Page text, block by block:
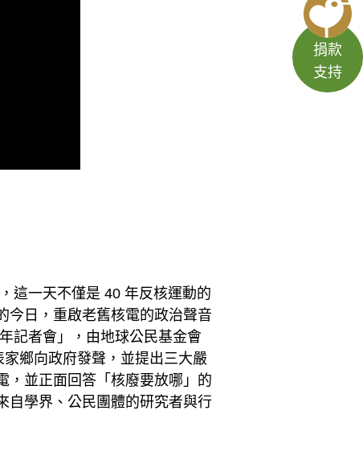
捐款
支持
這一天不僅是 40 年反核運動的
今日，重啟老舊核電的政治聲音
記者會」，由地球公民基金會
鄉向政府發聲，並提出三大嚴
，並正面回答「核廢要放哪」的
自學界、公民團體的研究者與行